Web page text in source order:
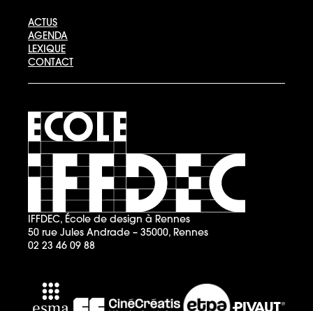
ACTUS
AGENDA
LEXIQUE
CONTACT
IFFDEC, École de design à Rennes
50 rue Jules Andrade – 35000, Rennes
02 23 46 09 88